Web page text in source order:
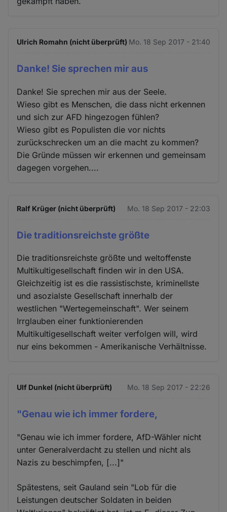
Ulrich Romahn (nicht überprüft) Mo. 18 Sep 2017 - 21:40
Danke! Sie sprechen mir aus
Danke! Sie sprechen mir aus der Seele.
Wieso gibt es Menschen, die dass nicht erkennen
und sich zur AFD hingezogen fühlen?
Wieso gibt es Populisten die vor nichts
zurückschrecken um an die macht zu kommen?
Die Gründe müssen wir erkennen und gemeinsam
dagegen vorgehen....
Ralf Krüger (nicht überprüft) Mo. 18 Sep 2017 - 22:03
Die traditionsreichste größte
Die traditionsreichste größte und weltoffenste
Multikultigesellschaft finden wir in den USA.
Gleichzeitig ist es die rassistischste, kriminellste
und asozialste Gesellschaft innerhalb der
westlichen "Wertegemeinschaft". Wer seinem
Irrglauben einer funktionierenden
Multikultigesellschaft weiter verfolgen will, wird
nur eins bekommen - Amerikanische Verhältnisse.
Ulf Dunkel (nicht überprüft) Mo. 18 Sep 2017 - 22:26
"Genau wie ich immer fordere,
"Genau wie ich immer fordere, AfD-Wähler nicht
unter Generalverdacht zu stellen und nicht als
Nazis zu beschimpfen, [...]"
Spätestens, seit Gauland sein "Lob für die
Leistungen deutscher Soldaten in beiden